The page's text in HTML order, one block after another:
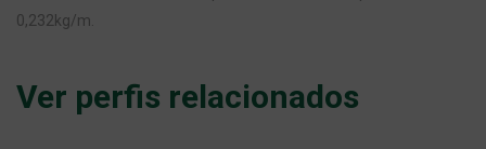
0,232kg/m.
Ver perfis relacionados